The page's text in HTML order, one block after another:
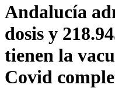
Andalucía
dosis y
tienen la
Covid